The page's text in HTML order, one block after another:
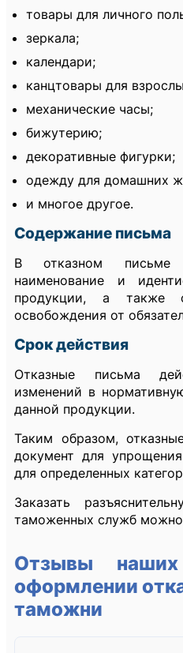
товары для личного
зеркала;
календари;
канцтовары для
механические часы;
бижутерию;
декоративные фигурки;
одежду для домашних
и многое другое.
Содержание письма
В отказном письме
наименование и
продукции, а также
освобождения от
Срок действия
Отказные письма
изменений в
данной продукции.
Таким образом,
документ для
для определенных
Заказать
таможенных служб
Отзывы
оформлении
таможни